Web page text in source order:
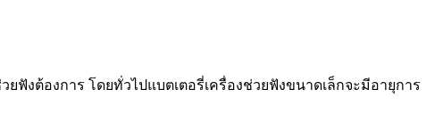
ฟังต้องการ โดยทั่วไปแบตเตอรี่เครื่องช่วยฟังขนาดเล็กจะมีอายุการ